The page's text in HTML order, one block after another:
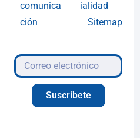
comunica
ción
ialidad
Sitemap
Suscríbete